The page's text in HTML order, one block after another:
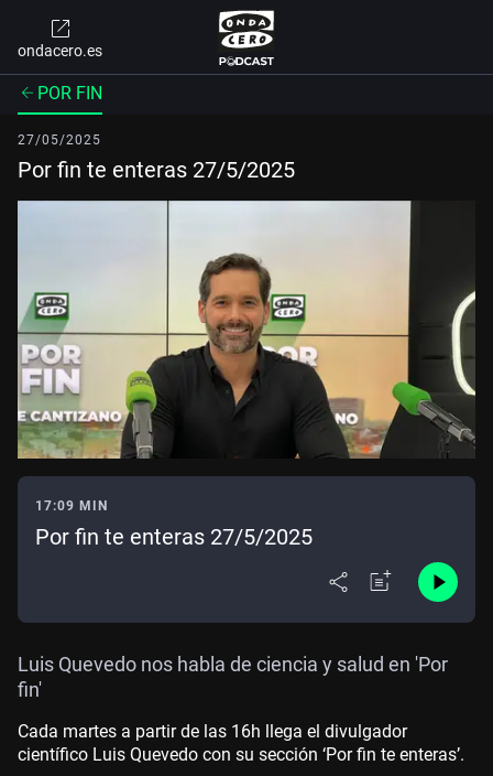
ondacero.es
POR FIN
27/05/2025
Por fin te enteras 27/5/2025
17:09 MIN
Por fin te enteras 27/5/2025
Luis Quevedo nos habla de ciencia y salud en 'Por
fin'
Cada martes a partir de las 16h llega el divulgador
científico Luis Quevedo con su sección ‘Por fin te enteras’.